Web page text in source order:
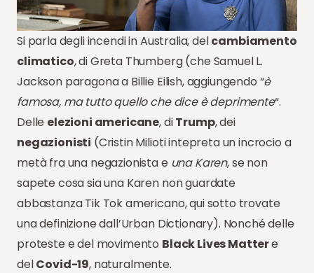
Si parla degli incendi in Australia, delcambiamento
climatico, di Greta Thumberg (che Samuel L.
Jackson paragona a Billie Eilish, aggiungendo “è
famosa, ma tutto quello che dice è deprimente“.
Delle elezioni americane, diTrump, dei
negazionisti (Cristin Milioti intepreta un incrocio a
metà fra una negazionista e una Karen, se non
sapete cosa sia una Karen non guardate
abbastanza Tik Tok americano, qui sotto trovate
una definizione dall’Urban Dictionary). Nonché delle
proteste e del movimento Black Lives Mattere
delCovid-19, naturalmente.